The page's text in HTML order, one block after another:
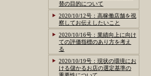
替の目的について
2020/10/12号：高稼働店舗を視
察してお伝えしたいこと
2020/10/16号：業績向上に向け
ての評価指標のあり方を考え
る
2020/10/19号：現状の環境にお
ける儲かるお店の選定基準の